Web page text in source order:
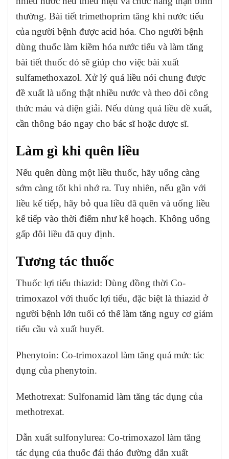
thường. Bài tiết trimethoprim tăng khi nước tiểu
của người bệnh được acid hóa. Cho người bệnh
dùng thuốc làm kiềm hóa nước tiểu và làm tăng
bài tiết thuốc đó sẽ giúp cho việc bài xuất
sulfamethoxazol. Xử lý quá liều nói chung được
đề xuất là uống thật nhiều nước và theo dõi công
thức máu và điện giải. Nếu dùng quá liều đề xuất,
cần thông báo ngay cho bác sĩ hoặc dược sĩ.
Làm gì khi quên liều
Nếu quên dùng một liều thuốc, hãy uống càng
sớm càng tốt khi nhớ ra. Tuy nhiên, nếu gần với
liều kế tiếp, hãy bỏ qua liều đã quên và uống liều
kế tiếp vào thời điểm như kế hoạch. Không uống
gấp đôi liều đã quy định.
Tương tác thuốc
Thuốc lợi tiểu thiazid: Dùng đồng thời Co-
trimoxazol với thuốc lợi tiểu, đặc biệt là thiazid ở
người bệnh lớn tuổi có thể làm tăng nguy cơ giảm
tiểu cầu và xuất huyết.
Phenytoin: Co-trimoxazol làm tăng quá mức tác
dụng của phenytoin.
Methotrexat: Sulfonamid làm tăng tác dụng của
methotrexat.
Dẫn xuất sulfonylurea: Co-trimoxazol làm tăng
tác dụng của thuốc đái tháo đường dẫn xuất